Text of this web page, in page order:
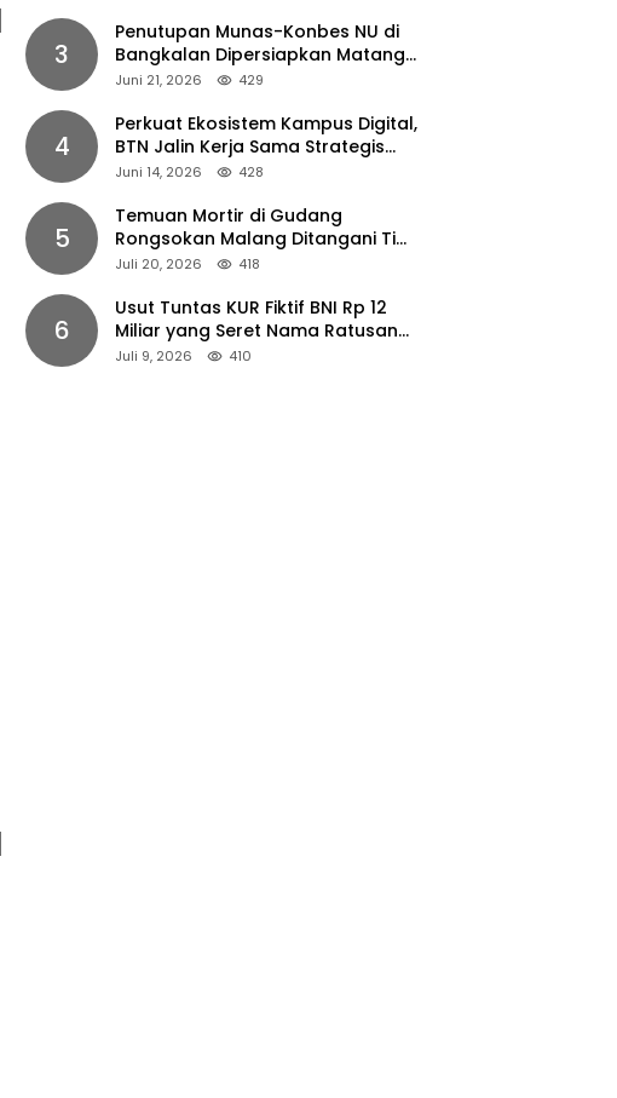
3
Penutupan Munas-Konbes NU di
Bangkalan Dipersiapkan Matang,
Gus Ipul Turun Tangan
Juni 21, 2026 429
4
Perkuat Ekosistem Kampus Digital,
BTN Jalin Kerja Sama Strategis
dengan UNAIR
Juni 14, 2026 428
5
Temuan Mortir di Gudang
Rongsokan Malang Ditangani Tim
Gegana Polda Jatim
Juli 20, 2026 418
6
Usut Tuntas KUR Fiktif BNI Rp 12
Miliar yang Seret Nama Ratusan
Petani Jember
Juli 9, 2026 410